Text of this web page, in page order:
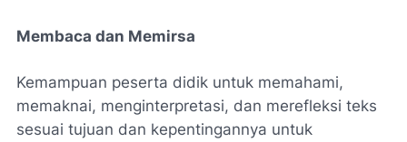
Membaca dan Memirsa
Kemampuan peserta didik untuk memahami,
memaknai, menginterpretasi, dan merefleksi teks
sesuai tujuan dan kepentingannya untuk